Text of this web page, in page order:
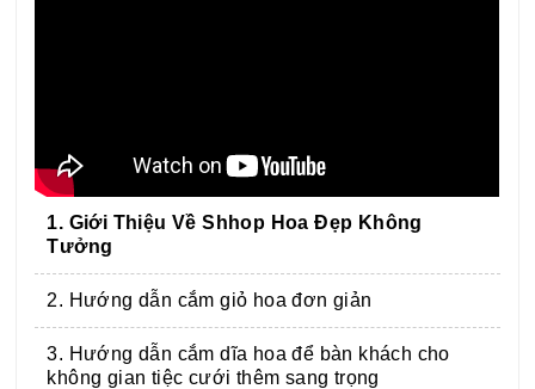
1. Giới Thiệu Về Shhop Hoa Đẹp Không
Tưởng
2. Hướng dẫn cắm giỏ hoa đơn giản
3. Hướng dẫn cắm dĩa hoa để bàn khách cho
không gian tiệc cưới thêm sang trọng